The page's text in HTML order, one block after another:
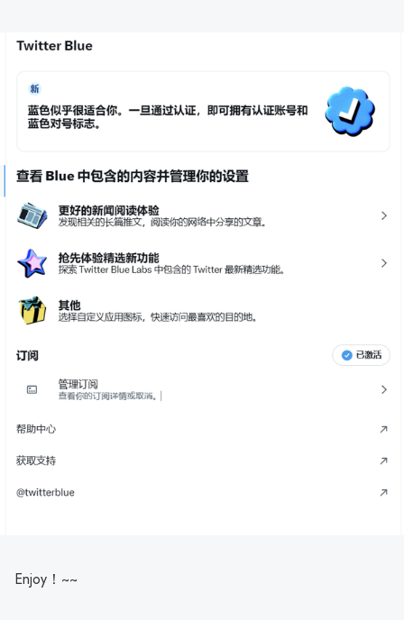
Enjoy！~~